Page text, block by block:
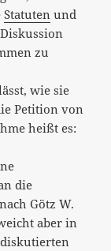
Statuten und
zu
wie sie
Petition von
heißt es:
die
Götz W.
aber in